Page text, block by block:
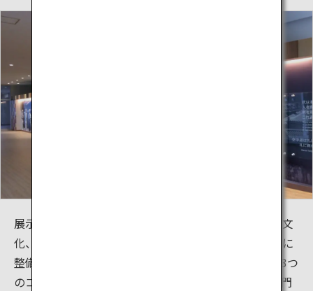
展示資料室は、沖縄から世界に伝わった空手の歴史・文
化、そして空手を世に広めた先人達について学ぶために
整備された施設です。資料室は、映像、体験、展示の3つ
のコーナーで構成されており、空手家を対象とした専門